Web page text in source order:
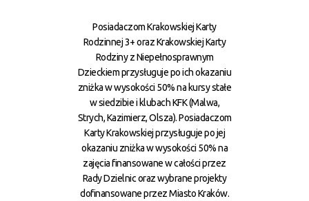
Posiadaczom Krakowskiej Karty
Rodzinnej 3+ oraz Krakowskiej Karty
Rodziny z Niepełnosprawnym
Dzieckiem przysługuje po ich okazaniu
zniżka w wysokości 50% na kursy stałe
w siedzibie i klubach KFK (Malwa,
Strych, Kazimierz, Olsza). Posiadaczom
Karty Krakowskiej przysługuje po jej
okazaniu zniżka w wysokości 50% na
zajęcia finansowane w całości przez
Rady Dzielnic oraz wybrane projekty
dofinansowane przez Miasto Kraków.